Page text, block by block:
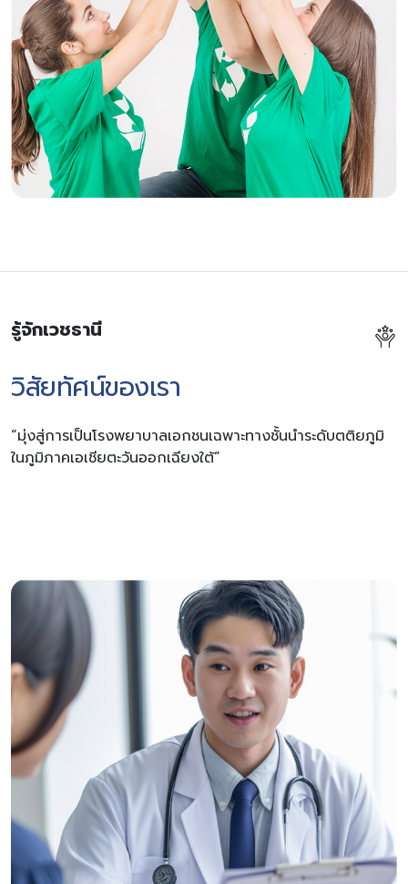
รู้จักเวชธานี
วิสัยทัศน์ของเรา
“มุ่งสู่การเป็นโรงพยาบาลเอกชนเฉพาะทางชั้นนำระดับตติยภูมิ
ในภูมิภาคเอเชียตะวันออกเฉียงใต้”